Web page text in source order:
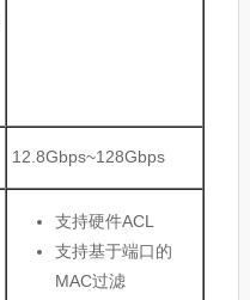
12.8Gbps~128Gbps
支持硬件ACL
支持基于端口的
MAC过滤